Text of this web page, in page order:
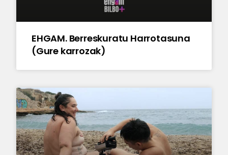
EHGAM. Berreskuratu Harrotasuna
(Gure karrozak)